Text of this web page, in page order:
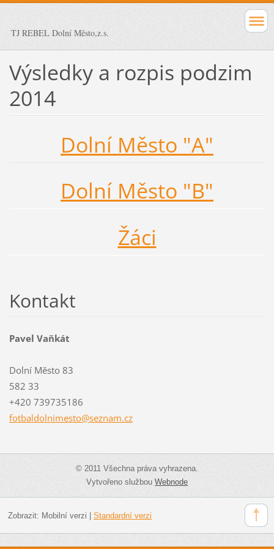
TJ REBEL Dolní Město,z.s.
Výsledky a rozpis podzim
2014
Dolní Město "A"
Dolní Město "B"
Žáci
Kontakt
Pavel Vaňkát
Dolní Město 83
582 33
+420 739735186
fotbaldolnimesto@seznam.cz
© 2011 Všechna práva vyhrazena.
Vytvořeno službouWebnode
Zobrazit: Mobilní verzi Standardní verzi